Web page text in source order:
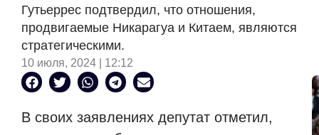
Гутьеррес подтвердил, что отношения,
продвигаемые Никарагуа и Китаем, являются
стратегическими.
10 июля, 2024 | 12:12
В своих заявлениях депутат отметил,